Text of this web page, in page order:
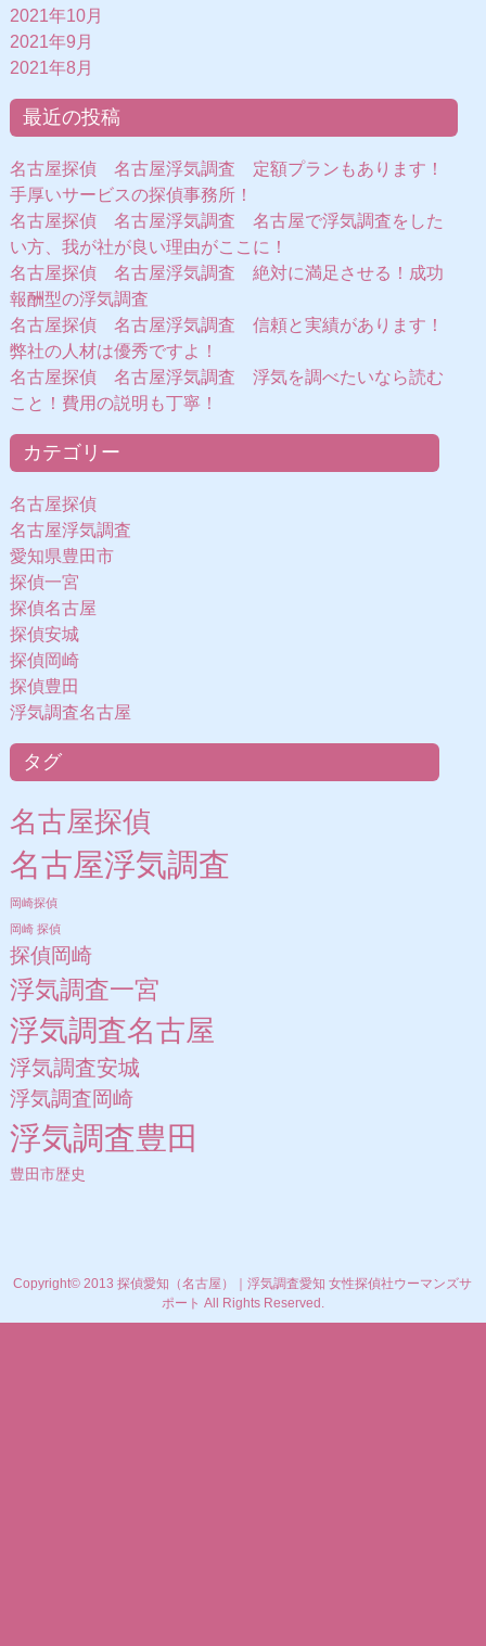
2021年10月
2021年9月
2021年8月
最近の投稿
名古屋探偵 名古屋浮気調査 定額プランもあります！
手厚いサービスの探偵事務所！
名古屋探偵 名古屋浮気調査 名古屋で浮気調査をした
い方、我が社が良い理由がここに！
名古屋探偵 名古屋浮気調査 絶対に満足させる！成功
報酬型の浮気調査
名古屋探偵 名古屋浮気調査 信頼と実績があります！
弊社の人材は優秀ですよ！
名古屋探偵 名古屋浮気調査 浮気を調べたいなら読む
こと！費用の説明も丁寧！
カテゴリー
名古屋探偵
名古屋浮気調査
愛知県豊田市
探偵一宮
探偵名古屋
探偵安城
探偵岡崎
探偵豊田
浮気調査名古屋
タグ
名古屋探偵
名古屋浮気調査
岡崎探偵
岡崎 探偵
探偵岡崎
浮気調査一宮
浮気調査名古屋
浮気調査安城
浮気調査岡崎
浮気調査豊田
豊田市歴史
Copyright© 2013 探偵愛知（名古屋）｜浮気調査愛知 女性探偵社ウーマンズサ
ポート All Rights Reserved.